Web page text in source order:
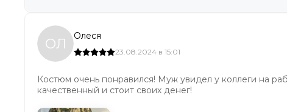
ОЛ Олеся
23.08.2024 в 15:01
Костюм очень понравился! Муж увидел у коллеги на
качественный и стоит своих денег!